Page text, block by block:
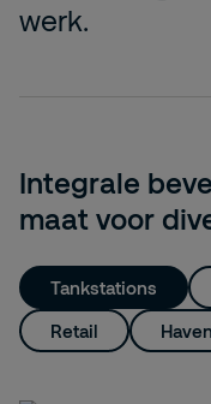
werk.
Integrale
maat voor
Tankstations
Retail